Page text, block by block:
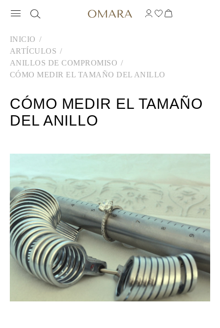
INICIO
ARTÍCULOS
ANILLOS DE COMPROMISO
CÓMO MEDIR EL TAMAÑO DEL ANILLO
CÓMO MEDIR EL TAMAÑO
DEL ANILLO